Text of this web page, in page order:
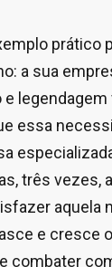
prático
a sua
legendagem
essa
três vezes,
aquela
e cresce
combater